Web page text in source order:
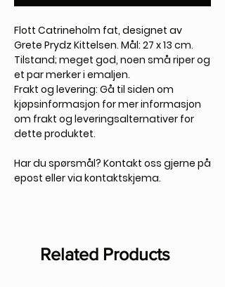
Flott Catrineholm fat, designet av
Grete Prydz Kittelsen. Mål: 27 x 13 cm.
Tilstand; meget god, noen små riper og
et par merker i emaljen.
Frakt og levering: Gå til siden om
kjøpsinformasjon for mer informasjon
om frakt og leveringsalternativer for
dette produktet.
Har du spørsmål? Kontakt oss gjerne på
epost eller via kontaktskjema.
Related Products